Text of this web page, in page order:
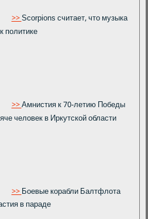
>>Scorpions считает, что музыка
политике
>>Амнистия к 70-летию Победы
человек в Иркутской области
>>Боевые корабли Балтфлота
в параде